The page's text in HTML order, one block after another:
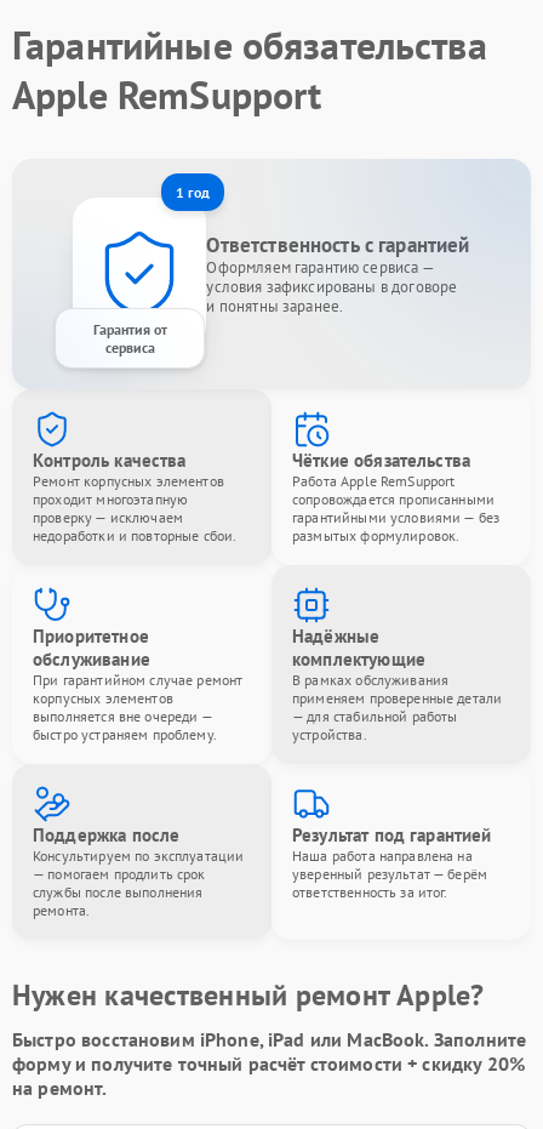
Гарантийные обязательства
Apple RemSupport
1 год
Гарантия от
сервиса
Ответственность с гарантией
Оформляем гарантию сервиса —
условия зафиксированы в договоре
и понятны заранее.
Контроль качества
Ремонт корпусных элементов
проходит многоэтапную
проверку — исключаем
недоработки и повторные сбои.
Чёткие обязательства
Работа Apple RemSupport
сопровождается прописанными
гарантийными условиями — без
размытых формулировок.
Приоритетное
обслуживание
При гарантийном случае ремонт
корпусных элементов
выполняется вне очереди —
быстро устраняем проблему.
Надёжные
комплектующие
В рамках обслуживания
применяем проверенные детали
— для стабильной работы
устройства.
Поддержка после
Консультируем по эксплуатации
— помогаем продлить срок
службы после выполнения
ремонта.
Результат под гарантией
Наша работа направлена на
уверенный результат — берём
ответственность за итог.
Нужен качественный ремонт Apple?
Быстро восстановим iPhone, iPad или MacBook. Заполните
формуи получите точный расчёт стоимости +скидку 20%
на ремонт.